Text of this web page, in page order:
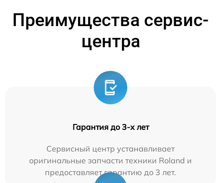
Преимущества сервис-
центра
Гарантия до 3-х лет
Сервисный центр устанавливает
оригинальные запчасти техники Roland и
предоставляет гарантию до 3 лет.